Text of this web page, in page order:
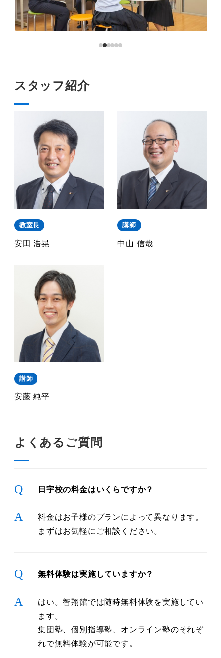
スタッフ紹介
教室長
安田 浩晃
講師
中山 信哉
講師
安藤 純平
よくあるご質問
Q 日宇校の料金はいくらですか？
A
料金はお子様のプランによって異なります。
まずはお気軽にご相談ください。
Q 無料体験は実施していますか？
A
はい。智翔館では随時無料体験を実施してい
ます。
集団塾、個別指導塾、オンライン塾のそれぞ
れで無料体験が可能です。